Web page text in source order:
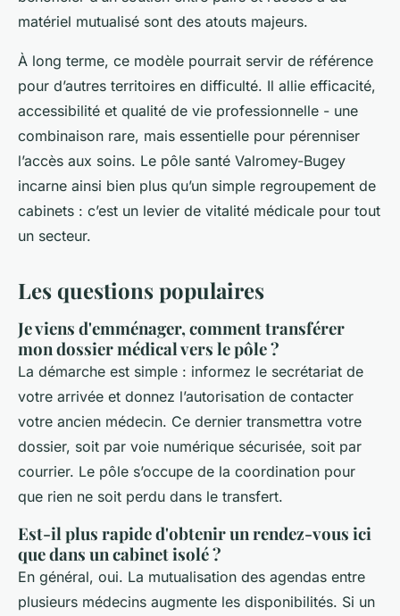
matériel mutualisé sont des atouts majeurs.
À long terme, ce modèle pourrait servir de référence
pour d’autres territoires en difficulté. Il allie efficacité,
accessibilité et qualité de vie professionnelle - une
combinaison rare, mais essentielle pour pérenniser
l’accès aux soins. Le pôle santé Valromey-Bugey
incarne ainsi bien plus qu’un simple regroupement de
cabinets : c’est un levier de vitalité médicale pour tout
un secteur.
Les questions populaires
Je viens d'emménager, comment transférer
mon dossier médical vers le pôle ?
La démarche est simple : informez le secrétariat de
votre arrivée et donnez l’autorisation de contacter
votre ancien médecin. Ce dernier transmettra votre
dossier, soit par voie numérique sécurisée, soit par
courrier. Le pôle s’occupe de la coordination pour
que rien ne soit perdu dans le transfert.
Est-il plus rapide d'obtenir un rendez-vous ici
que dans un cabinet isolé ?
En général, oui. La mutualisation des agendas entre
plusieurs médecins augmente les disponibilités. Si un